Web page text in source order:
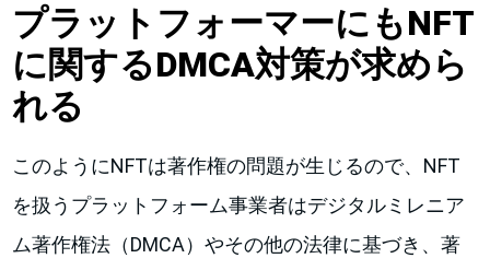
プラットフォーマーにもNFT
に関するDMCA対策が求めら
れる
このようにNFTは著作権の問題が生じるので、NFT
を扱うプラットフォーム事業者はデジタルミレニア
ム著作権法（DMCA）やその他の法律に基づき、著